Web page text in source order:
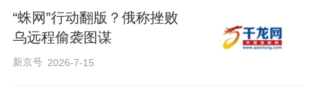
“蛛网”行动翻版？俄称挫败
乌远程偷袭图谋
新京号 2026-7-15